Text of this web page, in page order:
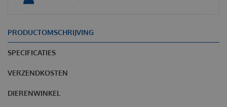
PRODUCTOMSCHRIJVING
SPECIFICATIES
VERZENDKOSTEN
DIERENWINKEL